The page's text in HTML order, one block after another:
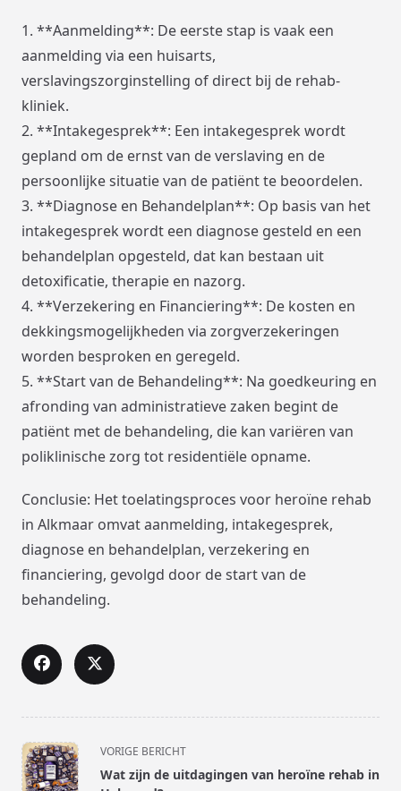
1. **Aanmelding**: De eerste stap is vaak een
aanmelding via een huisarts,
verslavingszorginstelling of direct bij de rehab-
kliniek.
2. **Intakegesprek**: Een intakegesprek wordt
gepland om de ernst van de verslaving en de
persoonlijke situatie van de patiënt te beoordelen.
3. **Diagnose en Behandelplan**: Op basis van het
intakegesprek wordt een diagnose gesteld en een
behandelplan opgesteld, dat kan bestaan uit
detoxificatie, therapie en nazorg.
4. **Verzekering en Financiering**: De kosten en
dekkingsmogelijkheden via zorgverzekeringen
worden besproken en geregeld.
5. **Start van de Behandeling**: Na goedkeuring en
afronding van administratieve zaken begint de
patiënt met de behandeling, die kan variëren van
poliklinische zorg tot residentiële opname.
Conclusie: Het toelatingsproces voor heroïne rehab
in Alkmaar omvat aanmelding, intakegesprek,
diagnose en behandelplan, verzekering en
financiering, gevolgd door de start van de
behandeling.
<span
class="nav-
VORIGE BERICHT
Wat zijn de uitdagingen van heroïne rehab in